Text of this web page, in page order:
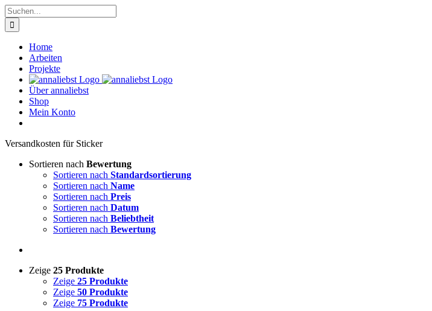
Zum
Inhalt
springen
Suche
nach:
Home
Arbeiten
Projekte
Über annaliebst
Shop
Mein Konto
Ver­sand­kos­ten für Sti­cker
Sortieren nach Bewertung
Sortieren nach Standardsortierung
Sortieren nach Name
Sortieren nach Preis
Sortieren nach Datum
Sortieren nach Beliebtheit
Sortieren nach Bewertung
Zeige 25 Produkte
Zeige 25 Produkte
Zeige 50 Produkte
Zeige 75 Produkte